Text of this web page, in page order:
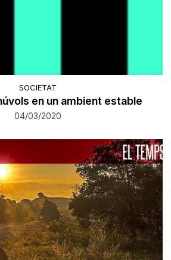
SOCIETAT
en un ambient estable
04/03/2020